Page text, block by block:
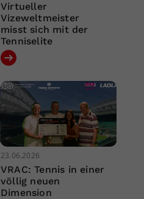
Virtueller
Vizeweltmeister
misst sich mit der
Tenniselite
23.06.2026
VRAC: Tennis in einer
völlig neuen
Dimension